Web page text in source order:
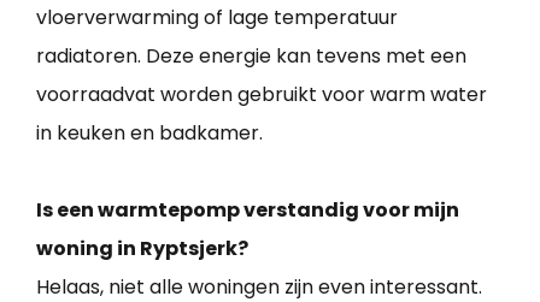
vloerverwarming of lage temperatuur
radiatoren. Deze energie kan tevens met een
voorraadvat worden gebruikt voor warm water
in keuken en badkamer.
Is een warmtepomp verstandig voor mijn
woning in Ryptsjerk?
Helaas, niet alle woningen zijn even interessant.